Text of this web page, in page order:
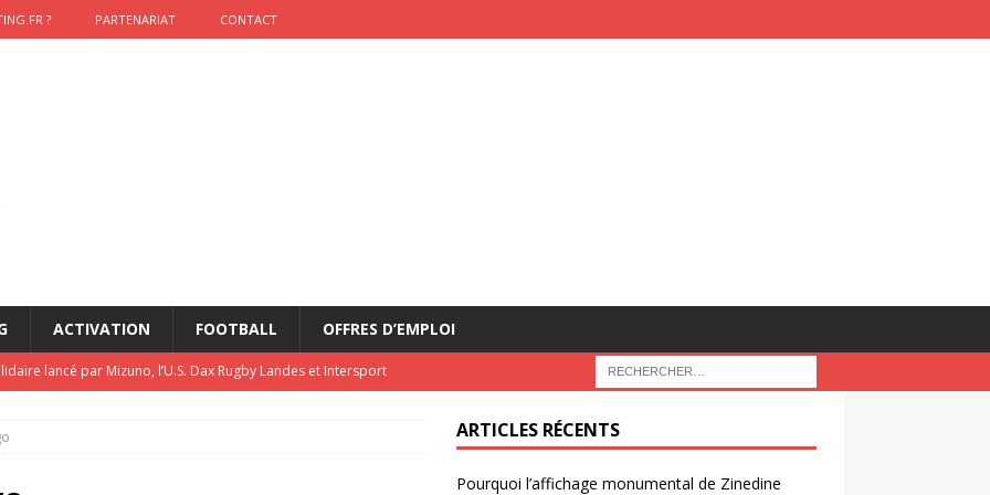
? PARTENARIAT CONTACT
ACTIVATION FOOTBALL OFFRES D’EMPLOI
lancé par Mizuno, l’U.S. Dax Rugby Landes et Intersport
: vendre une sensation plutôt qu’un chrono
: pourquoi le sponsor officiel a perdu la finale
ARTICLES RÉCENTS
Pourquoi l’affichage monumental de Zinedine